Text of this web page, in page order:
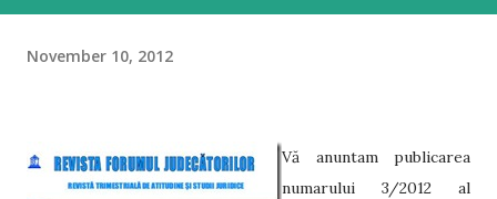
November 10, 2012
Vă anuntam publicarea
numarului 3/2012 al